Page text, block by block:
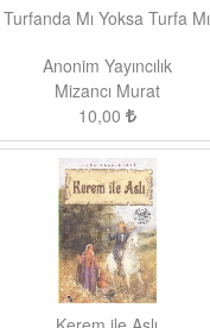
Turfanda Mı Yoksa Turfa Mı
Anonim Yayıncılık
Mizancı Murat
10,00